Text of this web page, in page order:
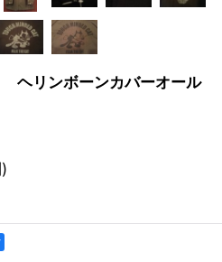
ヘリンボーンカバーオール